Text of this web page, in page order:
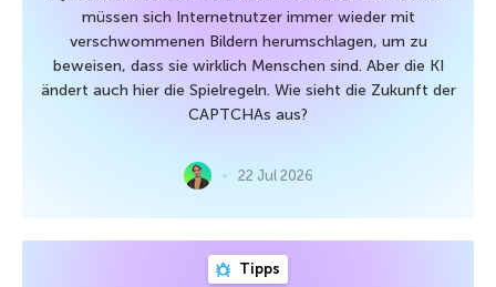
müssen sich Internetnutzer immer wieder mit
verschwommenen Bildern herumschlagen, um zu
beweisen, dass sie wirklich Menschen sind. Aber die KI
ändert auch hier die Spielregeln. Wie sieht die Zukunft der
CAPTCHAs aus?
22 Jul 2026
Tipps